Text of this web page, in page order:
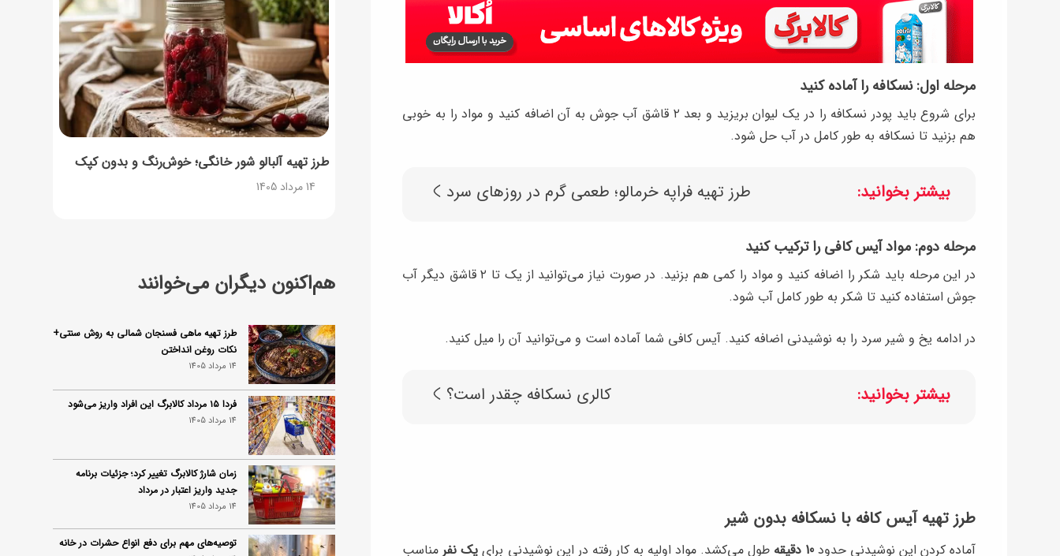
مرحله اول: نسکافه را آماده کنید
برای شروع باید پودر نسکافه را در یک لیوان بریزید و بعد ۲ قاشق آب جوش به آن اضافه کنید و مواد را به خوبی
هم بزنید تا نسکافه به طور کامل در آب حل شود.
بیشتر بخوانید: طرز تهیه فراپه خرمالو؛ طعمی گرم در روزهای سرد
مرحله دوم: مواد آیس کافی را ترکیب کنید
در این مرحله باید شکر را اضافه کنید و مواد را کمی هم بزنید. در صورت نیاز می‌توانید از یک تا ۲ قاشق دیگر آب
جوش استفاده کنید تا شکر به طور کامل آب شود.
در ادامه یخ و شیر سرد را به نوشیدنی اضافه کنید. آیس کافی شما آماده است و می‌توانید آن را میل کنید.
بیشتر بخوانید: کالری نسکافه چقدر است؟
طرز تهیه آیس کافه با نسکافه بدون شیر
آماده کردن این نوشیدنی حدود 10 دقیقه طول می‌کشد. مواد اولیه به کار رفته در این نوشیدنی براییک نفرمناسب
طرز تهیه آلبالو شور خانگی؛ خوش‌رنگ و بدون کپک
14 مرداد 1405
هم‌اکنون دیگران می‌خوانند
طرز تهیه ماهی فسنجان شمالی به روش سنتی+
نکات روغن انداختن
14 مرداد 1405
فردا ۱۵ مرداد کالابرگ این افراد واریز می‌شود
14 مرداد 1405
زمان شارژ کالابرگ تغییر کرد؛ جزئیات برنامه
جدید واریز اعتبار در مرداد
14 مرداد 1405
توصیه‌های مهم برای دفع انواع حشرات در خانه